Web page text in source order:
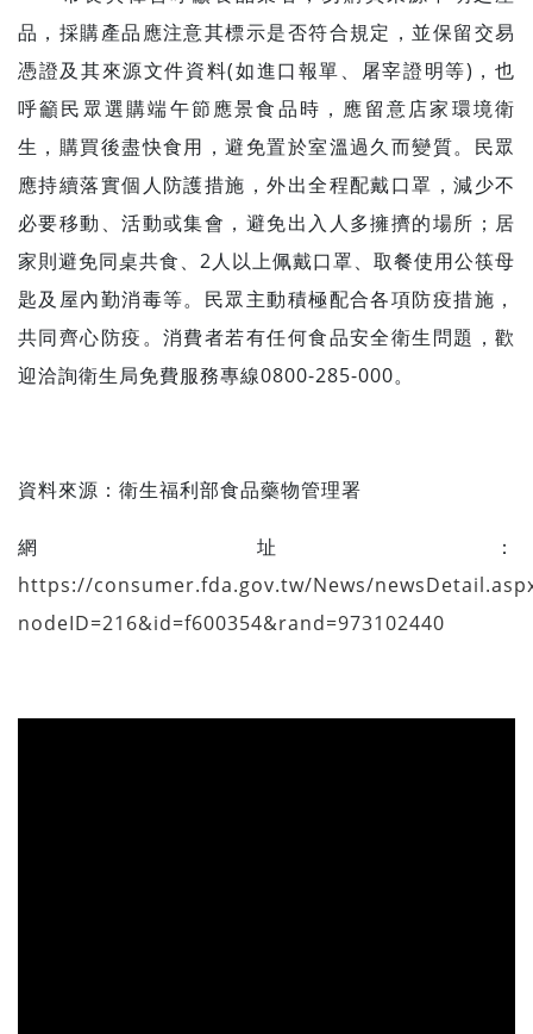
品，採購產品應注意其標示是否符合規定，並保留交易
憑證及其來源文件資料(如進口報單、屠宰證明等)，也
呼籲民眾選購端午節應景食品時，應留意店家環境衛
生，購買後盡快食用，避免置於室溫過久而變質。民眾
應持續落實個人防護措施，外出全程配戴口罩，減少不
必要移動、活動或集會，避免出入人多擁擠的場所；居
家則避免同桌共食、2人以上佩戴口罩、取餐使用公筷母
匙及屋內勤消毒等。民眾主動積極配合各項防疫措施，
共同齊心防疫。消費者若有任何食品安全衛生問題，歡
迎洽詢衛生局免費服務專線0800-285-000。
資料來源： 衛生福利部食品藥物管理署
網址：
https://consumer.fda.gov.tw/News/
nodeID=216&id=f600354&rand=973102440